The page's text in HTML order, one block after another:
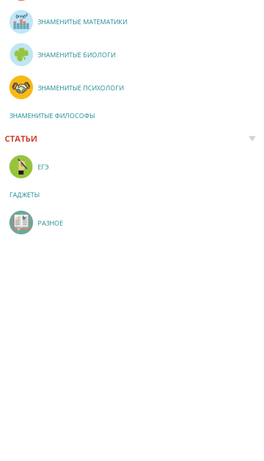
ЗНАМЕНИТЫЕ МАТЕМАТИКИ
ЗНАМЕНИТЫЕ БИОЛОГИ
ЗНАМЕНИТЫЕ ПСИХОЛОГИ
ЗНАМЕНИТЫЕ ФИЛОСОФЫ
СТАТЬИ
ЕГЭ
ГАДЖЕТЫ
РАЗНОЕ